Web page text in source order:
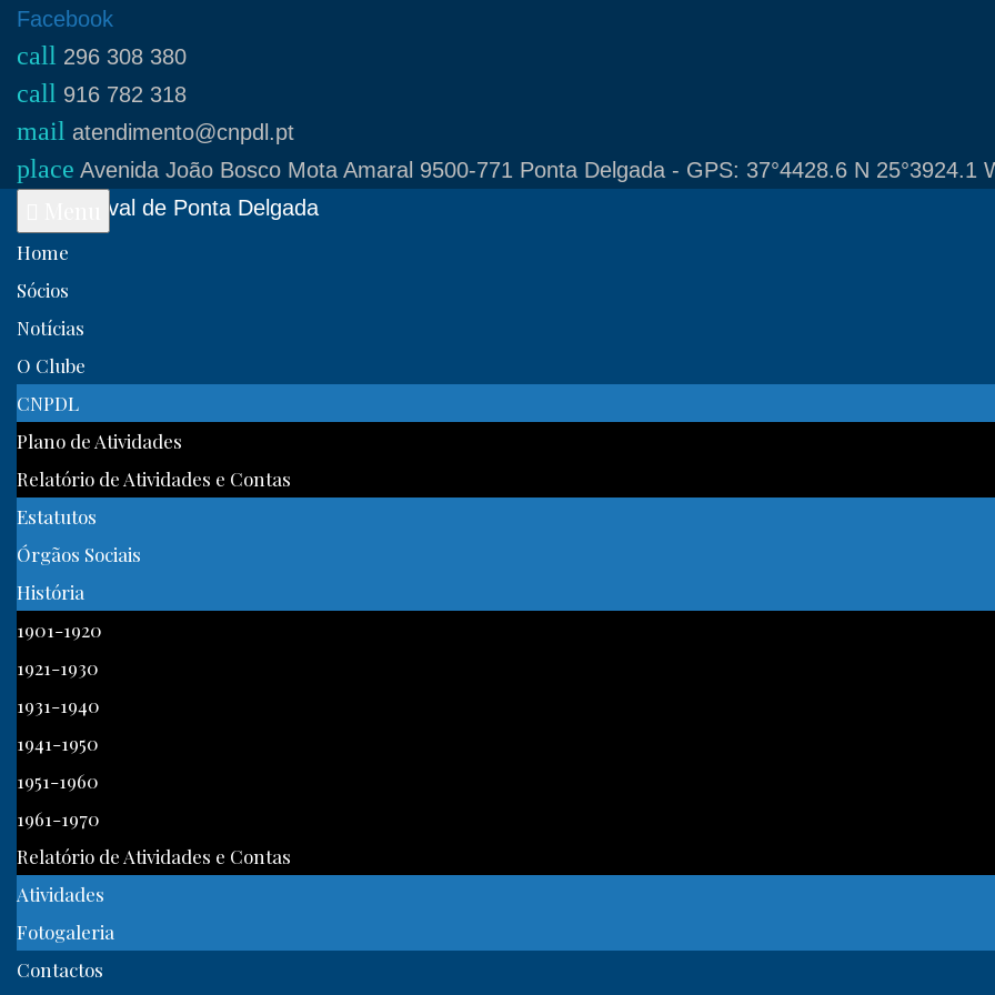
Skip
content
Facebook
call 296 308 380
call 916 782 318
mail atendimento@cnpdl.pt
place Avenida João Bosco Mota Amaral 9500-771 Ponta Delgada - GPS: 37°4428.6 N 25°3924.1
Clube Naval de Ponta Delgada
Home
Sócios
Notícias
O Clube
CNPDL
Plano de Atividades
Relatório de Atividades e Contas
Estatutos
Órgãos Sociais
História
1901-1920
1921-1930
1931-1940
1941-1950
1951-1960
1961-1970
Relatório de Atividades e Contas
Atividades
Fotogaleria
Contactos